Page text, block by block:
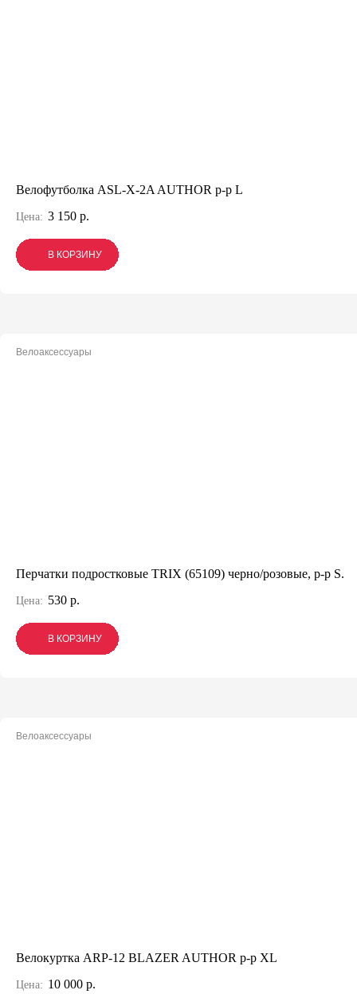
Велофутболка ASL-X-2A AUTHOR р-р L
Цена: 3 150 р.
В КОРЗИНУ
В КОРЗИНУ
В КОРЗИНУ
Велоаксессуары
Перчатки подростковые TRIX (65109) черно/розовые, р-р S.
Цена: 530 р.
В КОРЗИНУ
В КОРЗИНУ
В КОРЗИНУ
Велоаксессуары
Велокуртка ARP-12 BLAZER AUTHOR р-р XL
Цена: 10 000 р.